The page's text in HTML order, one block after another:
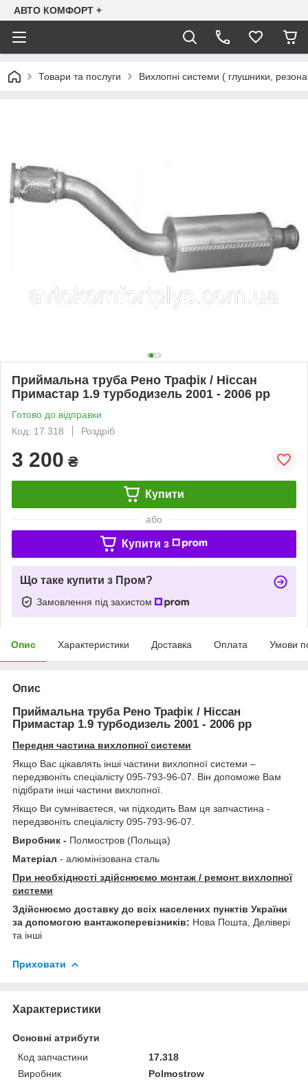
АВТО КОМФОРТ +
Товари та послуги Вихлопні системи ( глушники,
Приймальна труба Рено Трафік / Ніссан
Примастар 1.9 турбодизель 2001 - 2006 рр
Готово до відправки
Код: 17.318
Роздріб
3 200 ₴
Купити
або
Купити з
Що таке купити з Пром?
Замовлення під захистом
Опис Характеристики Доставка Оплата Умови
Опис
Приймальна труба Рено Трафік / Ніссан
Примастар 1.9 турбодизель 2001 - 2006 рр
Передня частина вихлопної системи
Якщо Вас цікавлять інші частини вихлопної системи –
передзвоніть спеціалісту 095-793-96-07. Він допоможе Вам
підібрати інші частини вихлопної.
Якщо Ви сумніваєтеся, чи підходить Вам ця запчастина -
передзвоніть спеціалісту 095-793-96-07.
Виробник - Полмостров (Польща)
Матеріал - алюмінізована сталь
При необхідності здійснюємо монтаж / ремонт вихлопної
системи
Здійснюємо доставку до всіх населених пунктів України
за допомогою вантажоперевізників: Нова Пошта, Делівері
та інші
Приховати
Характеристики
Основні атрибути
Код запчастини
17.318
Виробник
Polmostrow